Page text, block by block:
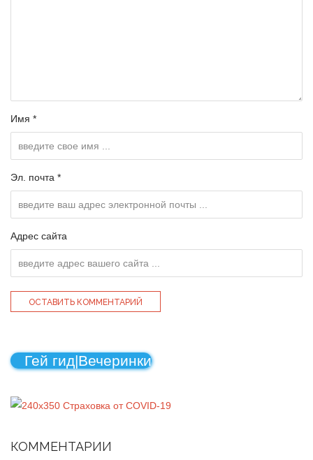
Имя *
Эл. почта *
Адрес сайта
Гей гид|Вечеринки
КОММЕНТАРИИ